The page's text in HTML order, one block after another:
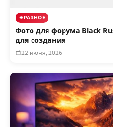
РАЗНОЕ
Фото для форума Black
для создания
22 июня, 2026